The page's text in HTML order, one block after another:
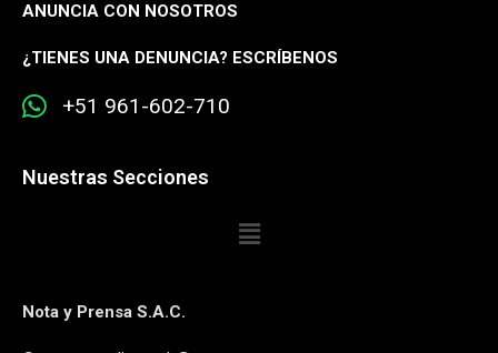
ANUNCIA CON NOSOTROS
¿TIENES UNA DENUNCIA? ESCRÍBENOS
+51 961-602-710
Nuestras Secciones
Nota y Prensa S.A.C.